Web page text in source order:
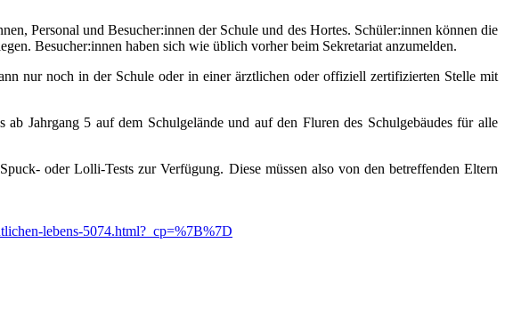
Personal und Besucher:innen der Schule und des Hortes. Schüler:innen können die
Besucher:innen haben sich wie üblich vorher beim Sekretariat anzumelden.
nur noch in der Schule oder in einer ärztlichen oder offiziell zertifizierten Stelle mit
Jahrgang 5 auf dem Schulgelände und auf den Fluren des Schulgebäudes für alle
oder Lolli-Tests zur Verfügung. Diese müssen also von den betreffenden Eltern
lebens-5074.html?_cp=%7B%7D